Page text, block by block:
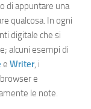
di appuntare una
qualcosa. In ogni
digitale che si
alcuni esempi di
e Writer, i
e
le note.